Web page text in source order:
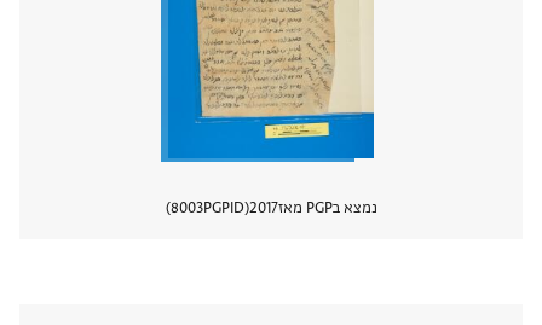
נמצא בPGP מאז 2017
PGPID
8003